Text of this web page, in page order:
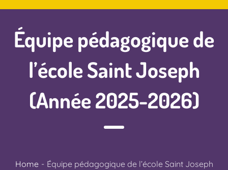
Équipe pédagogique de
l’école Saint Joseph
(Année 2025-2026)
Home - Équipe pédagogique de l’école Saint Joseph